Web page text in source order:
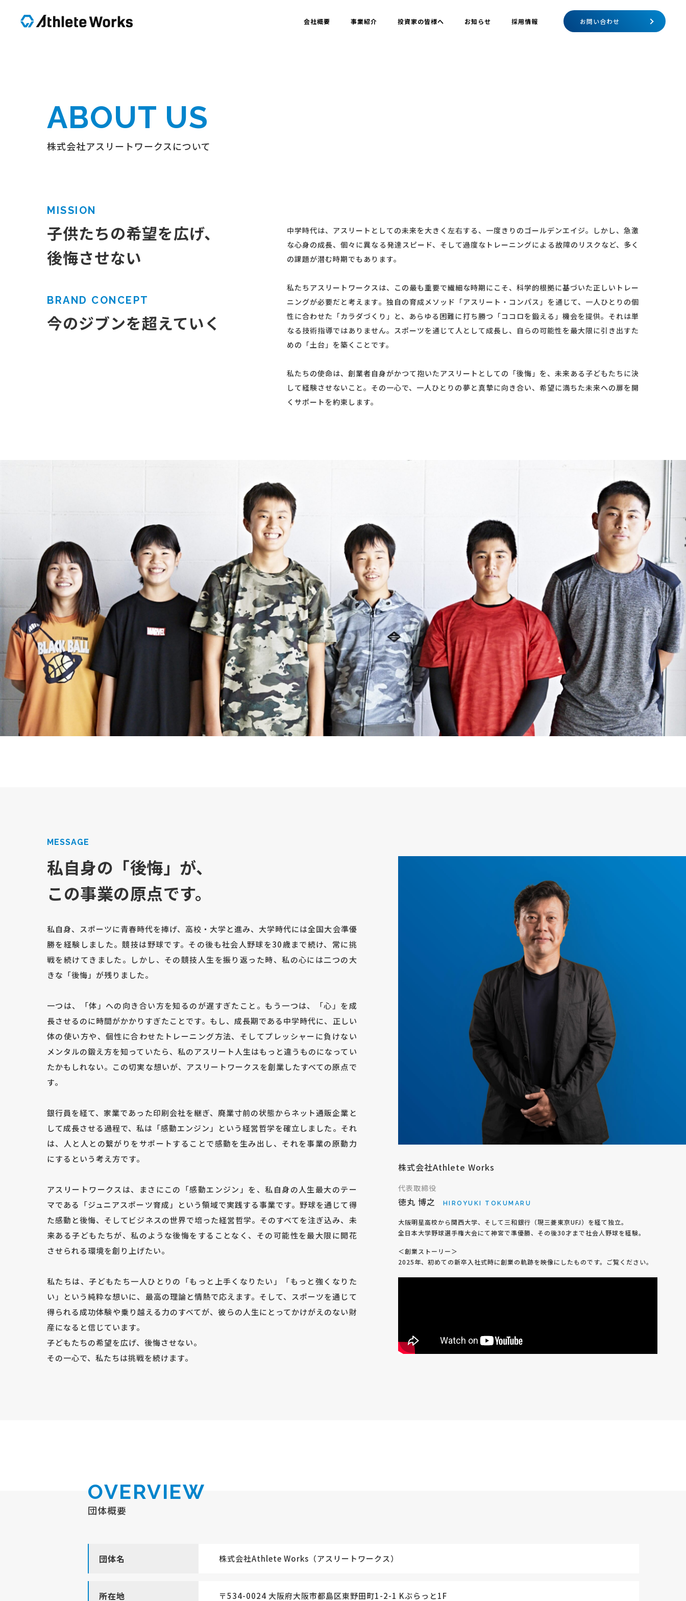
会社概要 事業紹介 投資家の皆様へ お知らせ 採用情報 お問い合わせ
ABOUT US
株式会社アスリートワークスについて
MISSION
子供たちの希望を広げ、
後悔させない
BRAND CONCEPT
今のジブンを超えていく
中学時代は、アスリートとしての未来を大きく左右する、一度きりのゴールデンエイジ。しかし、急激
な心身の成長、個々に異なる発達スピード、そして過度なトレーニングによる故障のリスクなど、多く
の課題が潜む時期でもあります。
私たちアスリートワークスは、この最も重要で繊細な時期にこそ、科学的根拠に基づいた正しいトレー
ニングが必要だと考えます。独自の育成メソッド「アスリート・コンパス」を通じて、一人ひとりの個
性に合わせた「カラダづくり」と、あらゆる困難に打ち勝つ「ココロを鍛える」機会を提供。それは単
なる技術指導ではありません。スポーツを通じて人として成長し、自らの可能性を最大限に引き出すた
めの「土台」を築くことです。
私たちの使命は、創業者自身がかつて抱いたアスリートとしての「後悔」を、未来ある子どもたちに決
して経験させないこと。その一心で、一人ひとりの夢と真摯に向き合い、希望に満ちた未来への扉を開
くサポートを約束します。
株式会社Athlete Works
代表取締役
徳丸 博之 HIROYUKI TOKUMARU
大阪明星高校から関西大学、そして三和銀行（現三菱東京UFJ）を経て独立。
全日本大学野球選手権大会にて神宮で準優勝、その後30才まで社会人野球を経験。
＜創業ストーリー＞
2025年、初めての新卒入社式時に創業の軌跡を映像にしたものです。ご覧ください。
MESSAGE
私自身の「後悔」が、
この事業の原点です。
私自身、スポーツに青春時代を捧げ、高校・大学と進み、大学時代には全国大会準優
勝を経験しました。競技は野球です。その後も社会人野球を30歳まで続け、常に挑
戦を続けてきました。しかし、その競技人生を振り返った時、私の心には二つの大
きな「後悔」が残りました。
一つは、「体」への向き合い方を知るのが遅すぎたこと。もう一つは、「心」を成
長させるのに時間がかかりすぎたことです。もし、成長期である中学時代に、正しい
体の使い方や、個性に合わせたトレーニング方法、そしてプレッシャーに負けない
メンタルの鍛え方を知っていたら、私のアスリート人生はもっと違うものになってい
たかもしれない。この切実な想いが、アスリートワークスを創業したすべての原点で
す。
銀行員を経て、家業であった印刷会社を継ぎ、廃業寸前の状態からネット通販企業と
して成長させる過程で、私は「感動エンジン」という経営哲学を確立しました。それ
は、人と人との繋がりをサポートすることで感動を生み出し、それを事業の原動力
にするという考え方です。
アスリートワークスは、まさにこの「感動エンジン」を、私自身の人生最大のテー
マである「ジュニアスポーツ育成」という領域で実践する事業です。野球を通じて得
た感動と後悔、そしてビジネスの世界で培った経営哲学。そのすべてを注ぎ込み、未
来ある子どもたちが、私のような後悔をすることなく、その可能性を最大限に開花
させられる環境を創り上げたい。
私たちは、子どもたち一人ひとりの「もっと上手くなりたい」「もっと強くなりた
い」という純粋な想いに、最高の理論と情熱で応えます。そして、スポーツを通じて
得られる成功体験や乗り越える力のすべてが、彼らの人生にとってかけがえのない財
産になると信じています。
子どもたちの希望を広げ、後悔させない。
その一心で、私たちは挑戦を続けます。
OVERVIEW
団体概要
団体名 株式会社Athlete Works（アスリートワークス）
所在地 〒534-0024 大阪府大阪市都島区東野田町1-2-1 Kぶらっと1F